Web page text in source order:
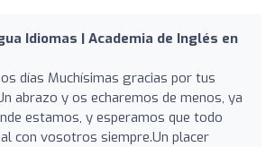
Idiomas | Academia de Inglés en
días Muchísimas gracias por tus
abrazo y os echaremos de menos, ya
estamos, y esperamos que todo
con vosotros siempre.Un placer